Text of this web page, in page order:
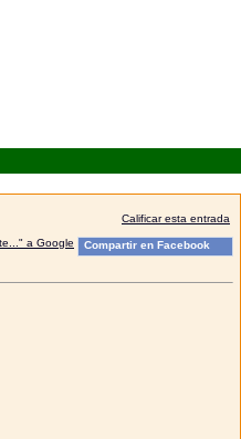
Calificar esta entrada
Compartir en Facebook